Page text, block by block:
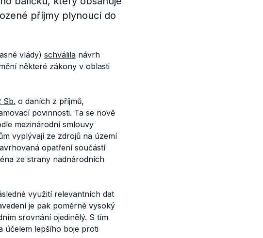
příjmy plynoucí do
vlády) schválilanávrh
některé zákony v oblasti
Sb. o daních z příjmů,
povinnosti. Ta se nově
mezinárodní smlouvy
vyplývají ze zdrojů na území
opatření součástí
ze strany nadnárodních
využití relevantních dat
je pak poměrně vysoký
srovnání ojedinělý. S tím
účelem lepšího boje proti